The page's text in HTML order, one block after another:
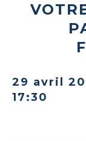
29 avril
17:30